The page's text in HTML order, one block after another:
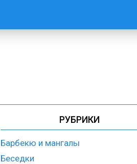
РУБРИКИ
Барбекю и мангалы
Беседки